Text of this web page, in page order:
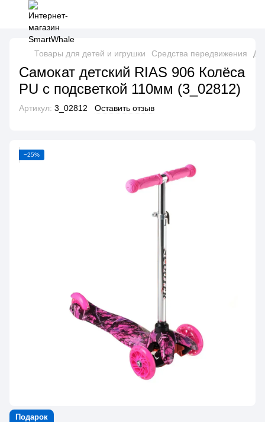
Товары для детей и игрушки Средства передвижения
Самокат детский RIAS 906 Колёса
PU с подсветкой 110мм (3_02812)
Артикул: 3_02812 Оставить отзыв
−25%
Подарок